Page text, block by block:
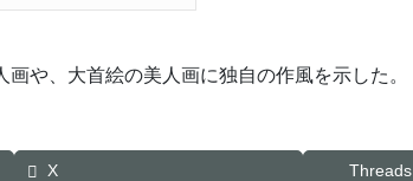
や、大首絵の美人画に独自の作風を示した。
X Threads